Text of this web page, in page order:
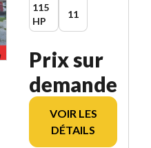
115
HP
11
Prix sur
demande
VOIR LES
DÉTAILS